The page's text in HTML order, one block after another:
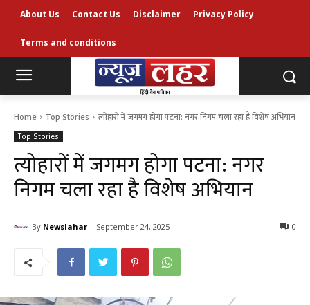
About Us Contact Us Disclaimer Privacy Policy
Terms and conditions
Home Top Stories त्योहारों में जगमग होगा पटना: नगर निगम चला रहा है विशेष अभियान
Top Stories
त्योहारों में जगमग होगा पटना: नगर
निगम चला रहा है विशेष अभियान
By Newslahar September 24, 2025 0